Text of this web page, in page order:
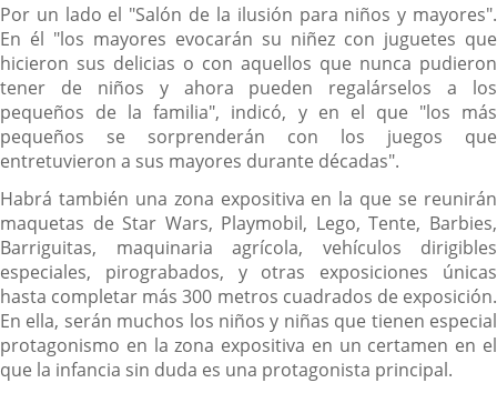
Por un lado el "Salón de la ilusión para niños y mayores".
En él "los mayores evocarán su niñez con juguetes que
hicieron sus delicias o con aquellos que nunca pudieron
tener de niños y ahora pueden regalárselos a los
pequeños de la familia", indicó, y en el que "los más
pequeños se sorprenderán con los juegos que
entretuvieron a sus mayores durante décadas".
Habrá también una zona expositiva en la que se reunirán
maquetas de Star Wars, Playmobil, Lego, Tente, Barbies,
Barriguitas, maquinaria agrícola, vehículos dirigibles
especiales, pirograbados, y otras exposiciones únicas
hasta completar más 300 metros cuadrados de exposición.
En ella, serán muchos los niños y niñas que tienen especial
protagonismo en la zona expositiva en un certamen en el
que la infancia sin duda es una protagonista principal.